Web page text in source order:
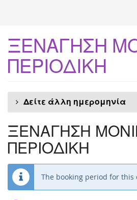
ΞΕΝΑΓΗΣΗ
ΠΕΡΙΟΔΙΚΗ
Δείτε άλλη ημερομηνία
ΞΕΝΑΓΗΣΗ
ΠΕΡΙΟΔΙΚΗ
The booking period for this